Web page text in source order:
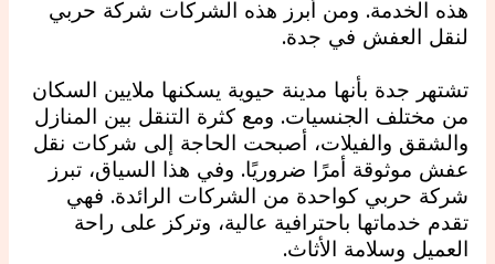
هذه الخدمة. ومن أبرز هذه الشركات شركة حربي
لنقل العفش في جدة.
تشتهر جدة بأنها مدينة حيوية يسكنها ملايين السكان
من مختلف الجنسيات. ومع كثرة التنقل بين المنازل
والشقق والفيلات، أصبحت الحاجة إلى شركات نقل
عفش موثوقة أمرًا ضروريًا. وفي هذا السياق، تبرز
شركة حربي كواحدة من الشركات الرائدة. فهي
تقدم خدماتها باحترافية عالية، وتركز على راحة
العميل وسلامة الأثاث.